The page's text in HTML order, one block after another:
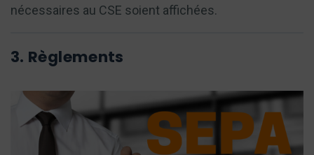
nécessaires au CSE soient affichées.
3. Règlements